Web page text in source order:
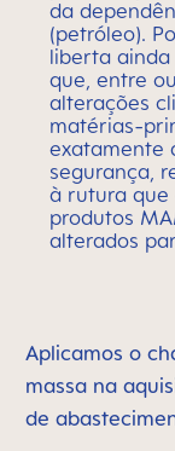
da
(petróleo).
liberta ainda
que, entre
alterações
matérias-
exatamente
segurança,
à rutura que
produtos
alterados
Aplicamos o
massa na
de